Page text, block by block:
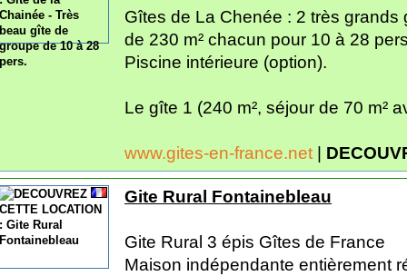
Gîtes de La Chenée : 2 très
de 230 m² chacun pour 10 à 28
Piscine intérieure (option).
Le gîte 1 (240 m², séjour de 70 m²
www.gites-en-france.net |
Gite Rural Fontainebleau
Gite Rural 3 épis Gîtes de France
Maison indépendante entièrement